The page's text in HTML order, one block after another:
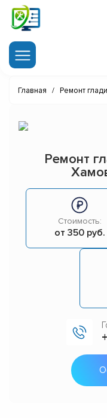
Главная / Ремонт
Ремонт
Стоимость:
от 350 руб.